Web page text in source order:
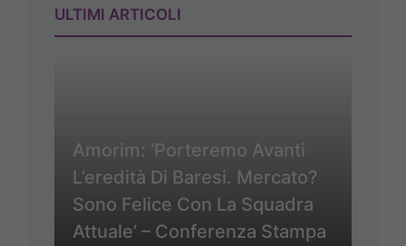
ULTIMI ARTICOLI
Amorim: ‘Porteremo Avanti
L’eredità Di Baresi. Mercato?
Sono Felice Con La Squadra
Attuale’ – Conferenza Stampa